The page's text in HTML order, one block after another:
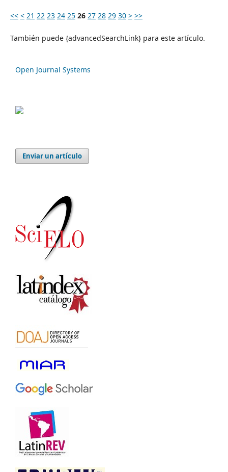
<< < 21 22 23 24 25 26 27 28 29 30 > >>
También puede {advancedSearchLink} para este artículo.
Open Journal Systems
Enviar un artículo